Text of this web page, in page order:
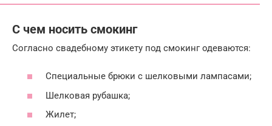
С чем носить смокинг
Согласно свадебному этикету под смокинг одеваются:
Специальные брюки с шелковыми лампасами;
Шелковая рубашка;
Жилет;